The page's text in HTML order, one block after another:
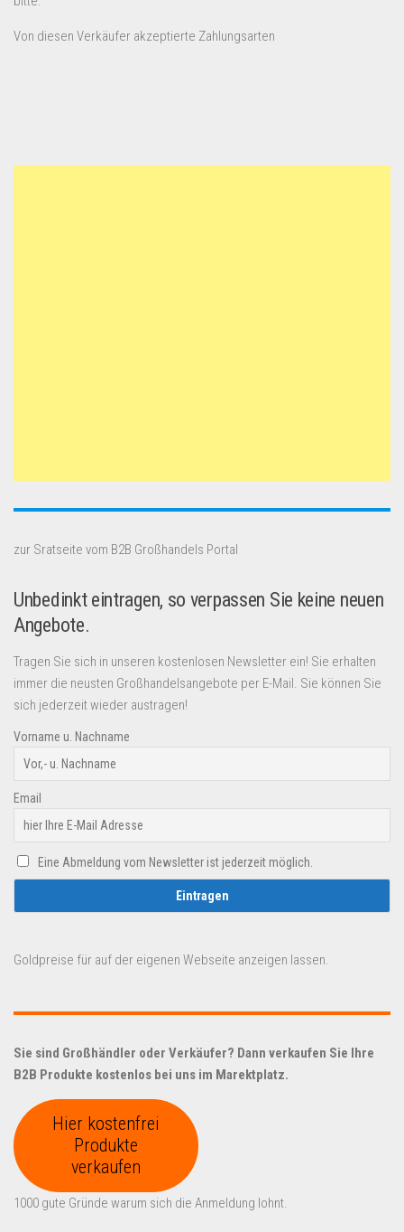
Von diesen Verkäufer akzeptierte Zahlungsarten
zur Sratseite vom B2B Großhandels Portal
Unbedinkt eintragen, so verpassen Sie keine neuen
Angebote.
Tragen Sie sich in unseren kostenlosen Newsletter ein! Sie erhalten
immer die neusten Großhandelsangebote per E-Mail. Sie können Sie
sich jederzeit wieder austragen!
Vorname u. Nachname
Email
Eine Abmeldung vom Newsletter ist jederzeit möglich.
Goldpreise für auf der eigenen Webseite anzeigen lassen.
Sie sind Großhändler oder Verkäufer? Dann verkaufen Sie Ihre
B2B Produkte kostenlos bei uns im Marektplatz.
Hier kostenfrei
Produkte
verkaufen
1000 gute Gründe warum sich die Anmeldung lohnt.